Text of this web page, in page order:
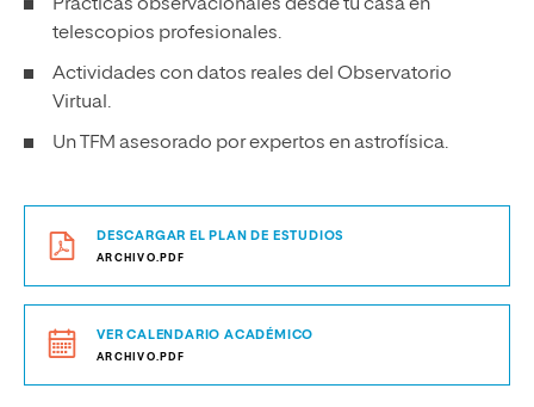
Prácticas observacionales desde tu casa en
telescopios profesionales.
Actividades con datos reales del Observatorio
Virtual.
Un TFM asesorado por expertos en astrofísica.
DESCARGAR EL PLAN DE ESTUDIOS
ARCHIVO.PDF
VER CALENDARIO ACADÉMICO
ARCHIVO.PDF